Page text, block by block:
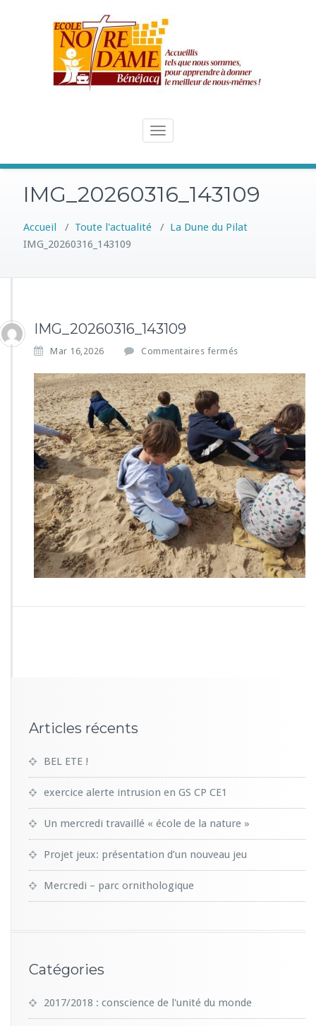
Toggle
IMG_20260316_143109
Accueil / Toute l'actualité / La Dune du Pilat
IMG_20260316_143109
IMG_20260316_143109
Mar 16,2026 Commentaires fermés
r
I
M
G
_
2
0
2
6
0
3
1
6
_
1
3
Articles récents
BEL ETE !
exercice alerte intrusion en GS CP CE1
Un mercredi travaillé « école de la nature »
Projet jeux: présentation d’un nouveau jeu
Mercredi – parc ornithologique
Catégories
2017/2018 : conscience de l'unité du monde